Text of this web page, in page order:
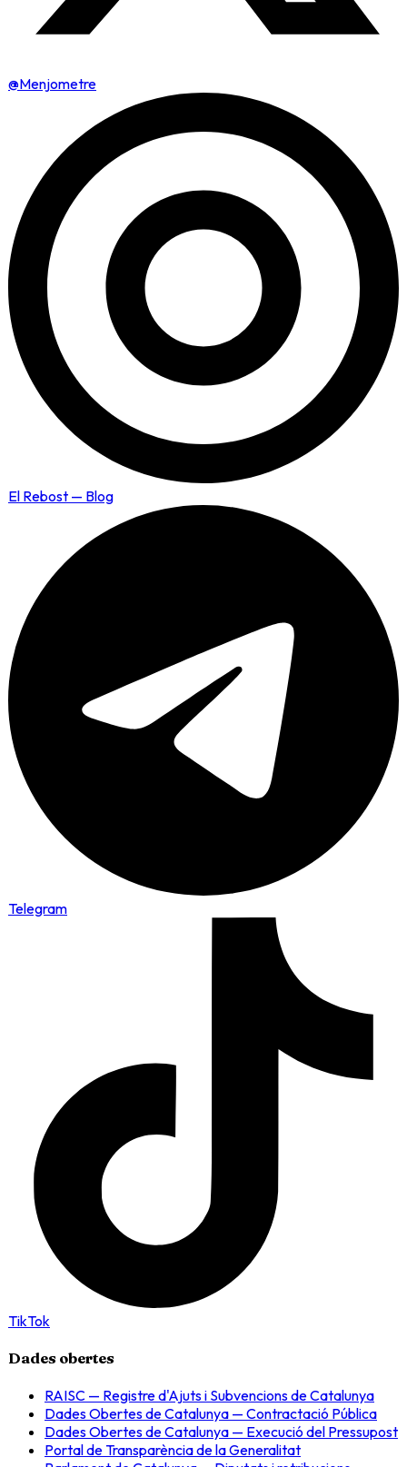
@Menjometre
El Rebost — Blog
Telegram
TikTok
Dades obertes
RAISC — Registre d'Ajuts i Subvencions de Catalunya
Dades Obertes de Catalunya — Contractació Pública
Dades Obertes de Catalunya — Execució del Pressupost
Portal de Transparència de la Generalitat